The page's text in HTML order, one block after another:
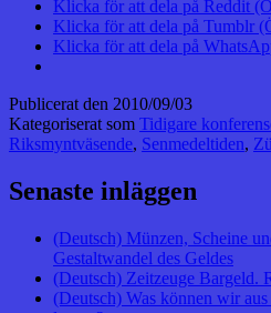
Klicka för att dela på Reddit
Klicka för att dela på Tumblr
Klicka för att dela på
Publicerat den 2010/09/03
Kategoriserat som Tidigare
Riksmyntväsende, Senmedeltiden,
Senaste inläggen
(Deutsch) Münzen, Scheine
Gestaltwandel des Geldes
(Deutsch) Zeitzeuge Bargeld.
(Deutsch) Was können wir